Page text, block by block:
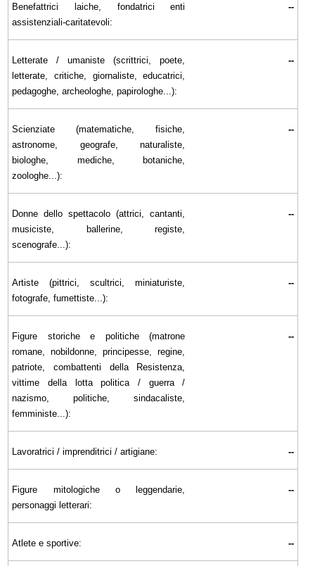
Benefattrici laiche, fondatrici enti
assistenziali-caritatevoli:
--
Letterate / umaniste (scrittrici, poete,
letterate, critiche, giornaliste, educatrici,
pedagoghe, archeologhe, papirologhe...):
--
Scienziate (matematiche, fisiche,
astronome, geografe, naturaliste,
biologhe, mediche, botaniche,
zoologhe...):
--
Donne dello spettacolo (attrici, cantanti,
musiciste, ballerine, registe,
scenografe...):
--
Artiste (pittrici, scultrici, miniaturiste,
fotografe, fumettiste...):
--
Figure storiche e politiche (matrone
romane, nobildonne, principesse, regine,
patriote, combattenti della Resistenza,
vittime della lotta politica / guerra /
nazismo, politiche, sindacaliste,
femministe...):
--
Lavoratrici / imprenditrici / artigiane: --
Figure mitologiche o leggendarie,
personaggi letterari:
--
Atlete e sportive: --